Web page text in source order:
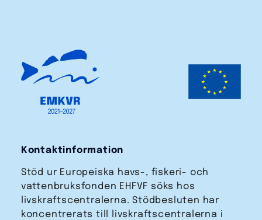
Kontaktinformation
Stöd ur Europeiska havs-, fiskeri- och
vattenbruks­fonden EHFVF söks hos
livskraftscentralerna. Stödbesluten har
koncentrerats till livskraftscentralerna i